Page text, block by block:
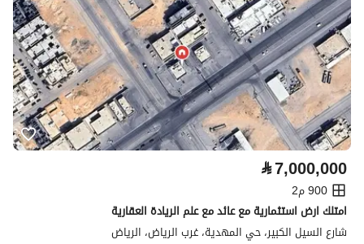
⃁7,000,000
900 م2
امتلك ارض استثمارية مع عائد مع علم الريادة العقارية
شارع السيل الكبير، حي المهدية، غرب الرياض، الرياض